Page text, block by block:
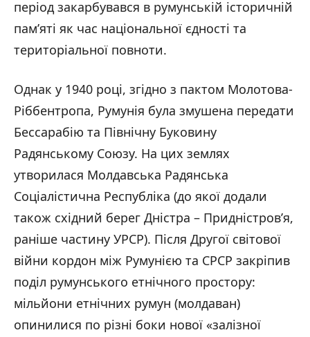
період закарбувався в румунській історичній
пам’яті як час національної єдності та
територіальної повноти.
Однак у 1940 році, згідно з пактом Молотова-
Ріббентропа, Румунія була змушена передати
Бессарабію та Північну Буковину
Радянському Союзу. На цих землях
утворилася Молдавська Радянська
Соціалістична Республіка (до якої додали
також східний берег Дністра – Придністров’я,
раніше частину УРСР). Після Другої світової
війни кордон між Румунією та СРСР закріпив
поділ румунського етнічного простору:
мільйони етнічних румун (молдаван)
опинилися по різні боки нової «залізної